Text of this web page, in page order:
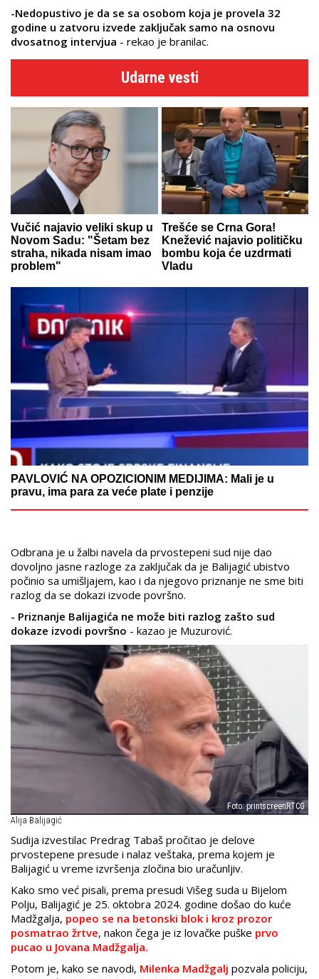
-Nedopustivo je da se sa osobom koja je provela 32
godine u zatvoru izvede zaključak samo na osnovu
dvosatnog intervjua - rekao je branilac.
Udarne vesti
Vučić najavio veliki skup u
Novom Sadu: "Šetam bez
straha, nikada nisam imao
problem"
Trešće se Crna Gora!
Knežević najavio političku
bombu koja će uzdrmati
Vladu
PAVLOVIĆ NA OPOZICIONIM MEDIJIMA: Mali je u
pravu, ima para za veće plate i penzije
Odbrana je u žalbi navela da prvostepeni sud nije dao
dovoljno jasne razloge za zaključak da je Balijagić ubistvo
počinio sa umišljajem, kao i da njegovo priznanje ne sme biti
razlog da se dokazi izvode površno.
- Priznanje Balijagića ne može biti razlog zašto sud
dokaze izvodi površno - kazao je Muzurović.
Foto: printscreenRTCG
Alija Balijagić
Sudija izvestilac Predrag Tabaš pročitao je delove
prvostepene presude i nalaz veštaka, prema kojem je
Balijagić u vreme izvršenja zločina bio uračunljiv.
Kako smo već pisali, prema presudi Višeg suda u Bijelom
Polju, Balijagić je 25. oktobra 2024. godine došao do kuće
Madžgalja, popeo se na betonski blok i kroz prozor
posmatrao žrtve, nakon čega je iz lovačke puške prvo
pucao u Jovana Madžgalja.
Potom je, kako se navodi, Milenka Madžgalj pozvala policiju,